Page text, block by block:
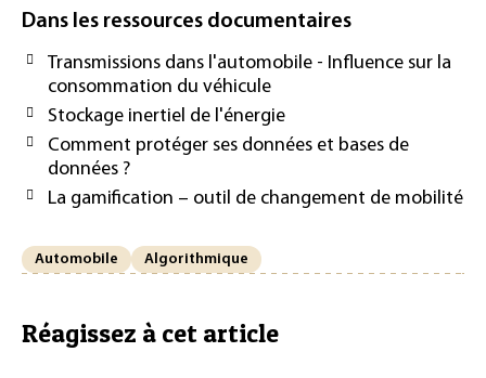
Dans les ressources documentaires
Transmissions dans l'automobile - Influence sur la
consommation du véhicule
Stockage inertiel de l'énergie
Comment protéger ses données et bases de
données ?
La gamification – outil de changement de mobilité
Automobile Algorithmique
Réagissez à cet article